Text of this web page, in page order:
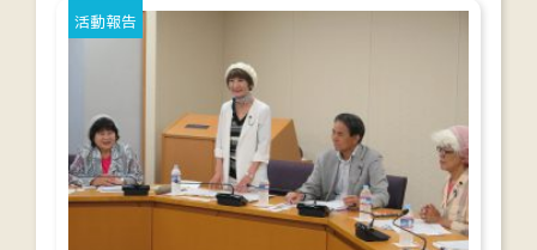
活動報告